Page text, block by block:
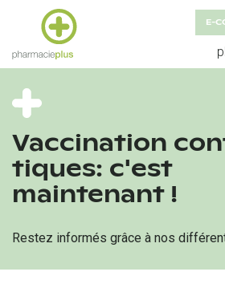
E-
Vaccination
tiques: c'est
maintenant !
Restez informés grâce à nos